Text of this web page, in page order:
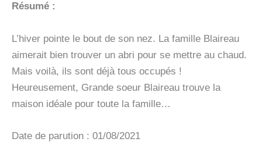
Résumé :
L’hiver pointe le bout de son nez. La famille Blaireau
aimerait bien trouver un abri pour se mettre au chaud.
Mais voilà, ils sont déjà tous occupés !
Heureusement, Grande soeur Blaireau trouve la
maison idéale pour toute la famille…
Date de parution : 01/08/2021